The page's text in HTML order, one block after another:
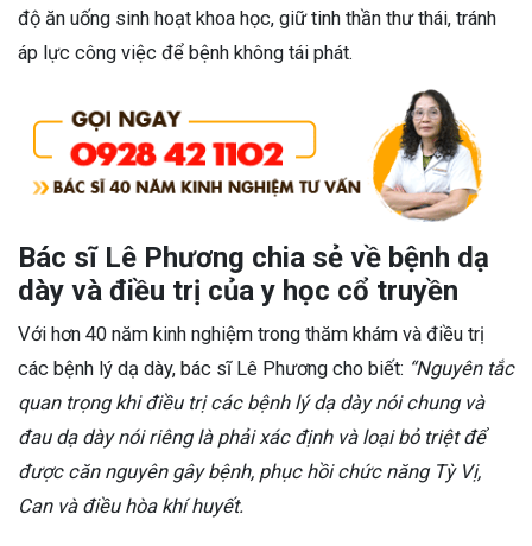
độ ăn uống sinh hoạt khoa học, giữ tinh thần thư thái, tránh
áp lực công việc để bệnh không tái phát.
Bác sĩ Lê Phương chia sẻ về bệnh dạ
dày và điều trị của y học cổ truyền
Với hơn 40 năm kinh nghiệm trong thăm khám và điều trị
các bệnh lý dạ dày, bác sĩ Lê Phương cho biết: “Nguyên tắc
quan trọng khi điều trị các bệnh lý dạ dày nói chung và
đau dạ dày nói riêng là phải xác định và loại bỏ triệt để
được căn nguyên gây bệnh, phục hồi chức năng Tỳ Vị,
Can và điều hòa khí huyết.